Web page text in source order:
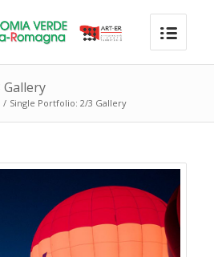
/ Single Portfolio: 2/3 Gallery